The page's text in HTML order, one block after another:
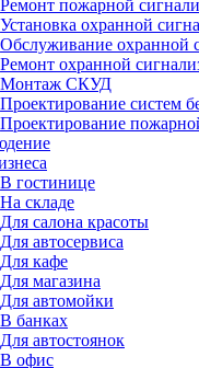
Ремонт пожарной
Установка охранной
Обслуживание охранной
Ремонт охранной
Монтаж СКУД
Проектирование систем
Проектирование
В гостинице
На складе
Для салона красоты
Для автосервиса
Для кафе
Для магазина
Для автомойки
В банках
Для автостоянок
В офис